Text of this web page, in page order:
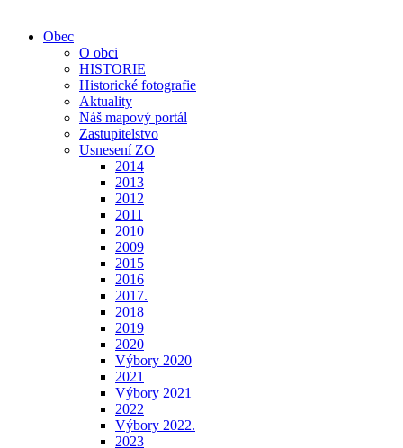
Obec
O obci
HISTORIE
Historické fotografie
Aktuality
Náš mapový portál
Zastupitelstvo
Usnesení ZO
2014
2013
2012
2011
2010
2009
2015
2016
2017.
2018
2019
2020
Výbory 2020
2021
Výbory 2021
2022
Výbory 2022.
2023